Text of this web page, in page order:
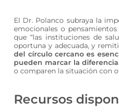
El Dr. Polanco subraya la
emocionales o
que “las instituciones de
oportuna y adecuada, y
del círculo cercano es
pueden marcar la
o comparen la situación con
Recursos